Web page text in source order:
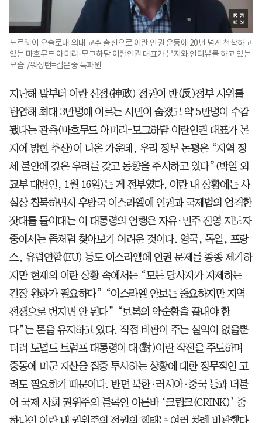
노르웨이 오슬로대 의대 교수 출신으로 이란 인권 운동에 20년 넘게 천착하고
있는 마흐무드 아미리-모그하담 이란인권 대표가 본지와 인터뷰를 하고 있는
모습. /워싱턴=김은중 특파원
지난해 말부터 이란 신정(神政) 정권이 반(反)정부 시위를
탄압해 최대 3만명에 이르는 시민이 숨졌고 약 5만명이 수감
됐다는 관측(마흐무드 아미리-모그하담 이란인권 대표가 본
지에 밝힌 추산)이 나온 가운데, 우리 정부 논평은 “지역 정
세 불안에 깊은 우려를 갖고 동향을 주시하고 있다”(박일 외
교부 대변인, 1월 16일)는 게 전부였다. 이란 내 상황에는 사
실상 침묵하면서 우방국 이스라엘에 인권과 국제법의 엄격한
잣대를 들이대는 이 대통령의 언행은 자유·민주 진영 지도자
중에서는 좀처럼 찾아보기 어려운 것이다. 영국, 독일, 프랑
스, 유럽연합(EU) 등도 이스라엘에 인권 문제를 종종 제기하
지만 현재의 이란 상황 속에서는 “모든 당사자가 자제하는
긴장 완화가 필요하다” “이스라엘 안보는 중요하지만 지역
전쟁으로 번지면 안 된다” “보복의 악순환을 끝내야 한
다”는 톤을 유지하고 있다. 직접 비판이 주는 실익이 없을뿐
더러 도널드 트럼프 대통령이 대(對)이란 작전을 주도하며
중동에 미군 자산을 집중 투사하는 상황에 대한 정무적인 고
려도 필요하기 때문이다. 반면 북한·러시아·중국 등과 더불
어 국제 사회 권위주의 블록인 이른바 ‘크링크(CRINK)’ 중
하나인 이란 내 권위주의 정권의 행태는 여러 차례 비판했다.